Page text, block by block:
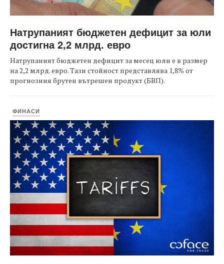
Натрупаният бюджетен дефицит за юли
достигна 2,2 млрд. евро
Натрупаният бюджетен дефицит за месец юли е в размер
на 2,2 млрд. евро. Тази стойност представлява 1,8% от
прогнозния брутен вътрешен продукт (БВП).
ФИНАСИ